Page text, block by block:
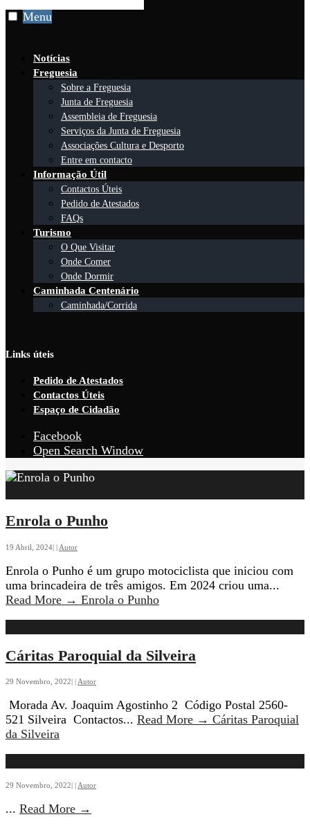
Menu
Notícias
Freguesia
Sobre a Freguesia
Junta de Freguesia
Assembleia de Freguesia
Serviços da Junta de Freguesia
Associações Cultura e Desporto
Entre em contacto
Informação Útil
Contactos Úteis
Pedido de Atestados
FAQs
Turismo
O Que Visitar
Onde Comer
Onde Dormir
Caminhada Centenário
Caminhada/Corrida
Links úteis
Pedido de Atestados
Contactos Úteis
Espaço de Cidadão
Facebook
Open Search Window
Enrola o Punho
19 Abril, 2024| | Autor
Enrola o Punho é um grupo motociclista que iniciou com
uma brincadeira de três amigos. Em 2024 criou uma...
Read More → Enrola o Punho
Cáritas Paroquial da Silveira
29 Novembro, 2022| | Autor
Morada Av. Joaquim Agostinho 2 Código Postal 2560-
521 Silveira Contactos... Read More → Cáritas Paroquial
da Silveira
29 Novembro, 2022 Autor
... Read More →